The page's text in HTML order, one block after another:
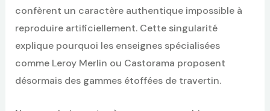
confèrent un caractère authentique impossible à
reproduire artificiellement. Cette singularité
explique pourquoi les enseignes spécialisées
comme Leroy Merlin ou Castorama proposent
désormais des gammes étoffées de travertin.